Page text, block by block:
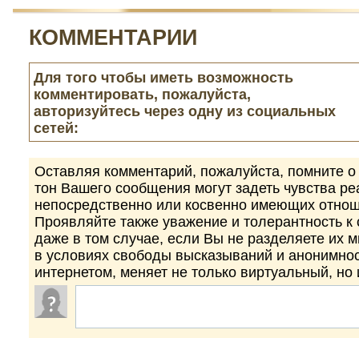
КОММЕНТАРИИ
Для того чтобы иметь возможность
комментировать, пожалуйста,
авторизуйтесь через одну из социальных
сетей:
Оставляя комментарий, пожалуйста, помните
тон Вашего сообщения могут задеть чувства
непосредственно или косвенно имеющих
Проявляйте также уважение и толерантность
даже в том случае, если Вы не разделяете их
в условиях свободы высказываний и
интернетом, меняет не только виртуальный,